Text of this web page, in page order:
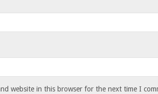
website in this browser for the next time I